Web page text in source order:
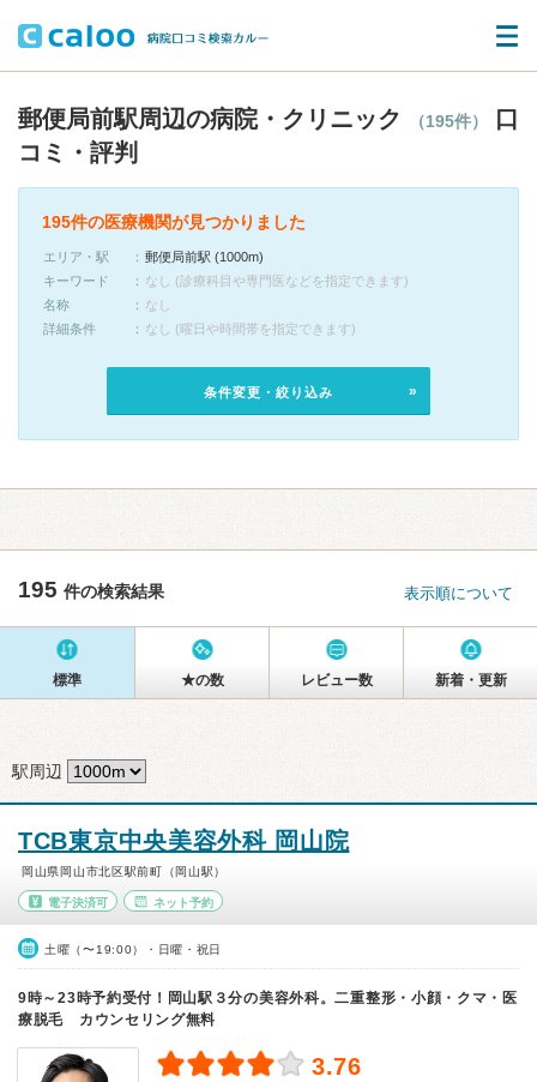
郵便局前駅周辺の病院・クリニック （195件）
口
コミ・評判
195件の医療機関が見つかりました
エリア・駅
郵便局前駅 (1000m)
キーワード
なし (診療科目や専門医などを指定できます)
名称
なし
詳細条件
なし (曜日や時間帯を指定できます)
条件変更・絞り込み
195 件の検索結果 表示順について
標準 ★の数 レビュー数 新着・更新
駅周辺
TCB東京中央美容外科 岡山院
岡山県岡山市北区駅前町（岡山駅）
電子決済可 ネット予約
土曜（〜19:00）・日曜・祝日
9時～23時予約受付！岡山駅３分の美容外科。二重整形・小顔・クマ・医
療脱毛 カウンセリング無料
3.76